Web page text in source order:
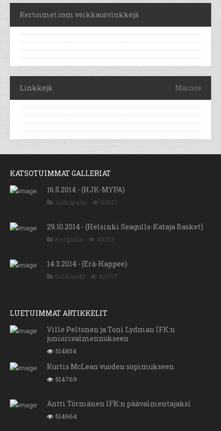
Kertoimet.com veikkausvinkkejä
Linkkejä Mainos
KATSOTUIMMAT GALLERIAT
16.5.2014 - (HJK-MYPA)
Jalkapallo 53813
29.10.2014 - (Helsinki Seagulls-Kataja Basket)
Koripallo 48183
14.3.2014 - (Erä-Happee)
Salibandy 42707
LUETUIMMAT ARTIKKELIT
Ville Peltonen ja Toni Lydman IFK:n
juniorivalmennukseen
514854
Kurtis McLean vuoden sopimukseen
514769
Antti Törmänen IFK:n päävalmentajaksi
514664